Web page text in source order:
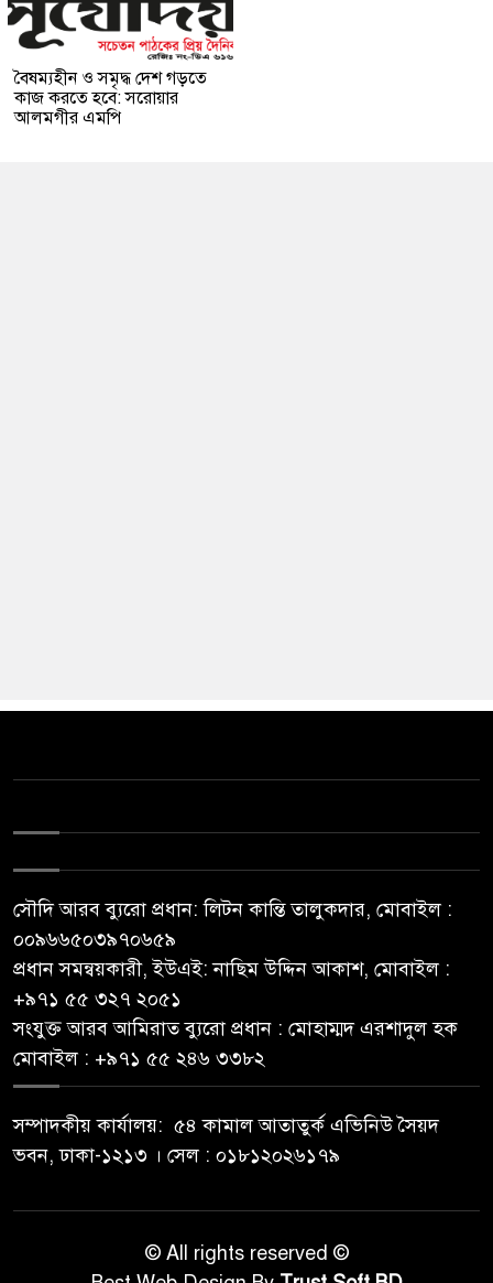
বৈষম্যহীন ও সমৃদ্ধ দেশ গড়তে
কাজ করতে হবে: সরোয়ার
আলমগীর এমপি
সৌদি আরব ব্যুরো প্রধান: লিটন কান্তি তালুকদার, মোবাইল :
০০৯৬৬৫০৩৯৭০৬৫৯
প্রধান সমন্বয়কারী, ইউএই: নাছিম উদ্দিন আকাশ, মোবাইল :
‪+৯৭১ ৫৫ ৩২৭ ২০৫১‬
সংযুক্ত আরব আমিরাত ব্যুরো প্রধান : মোহাম্মদ এরশাদুল হক
মোবাইল : +৯৭১ ৫৫ ২৪৬ ৩৩৮২
সম্পাদকীয় কার্যালয়: ৫৪ কামাল আতাতুর্ক এভিনিউ সৈয়দ
ভবন, ঢাকা-১২১৩ । সেল : ০১৮১২০২৬১৭৯
© All rights reserved ©